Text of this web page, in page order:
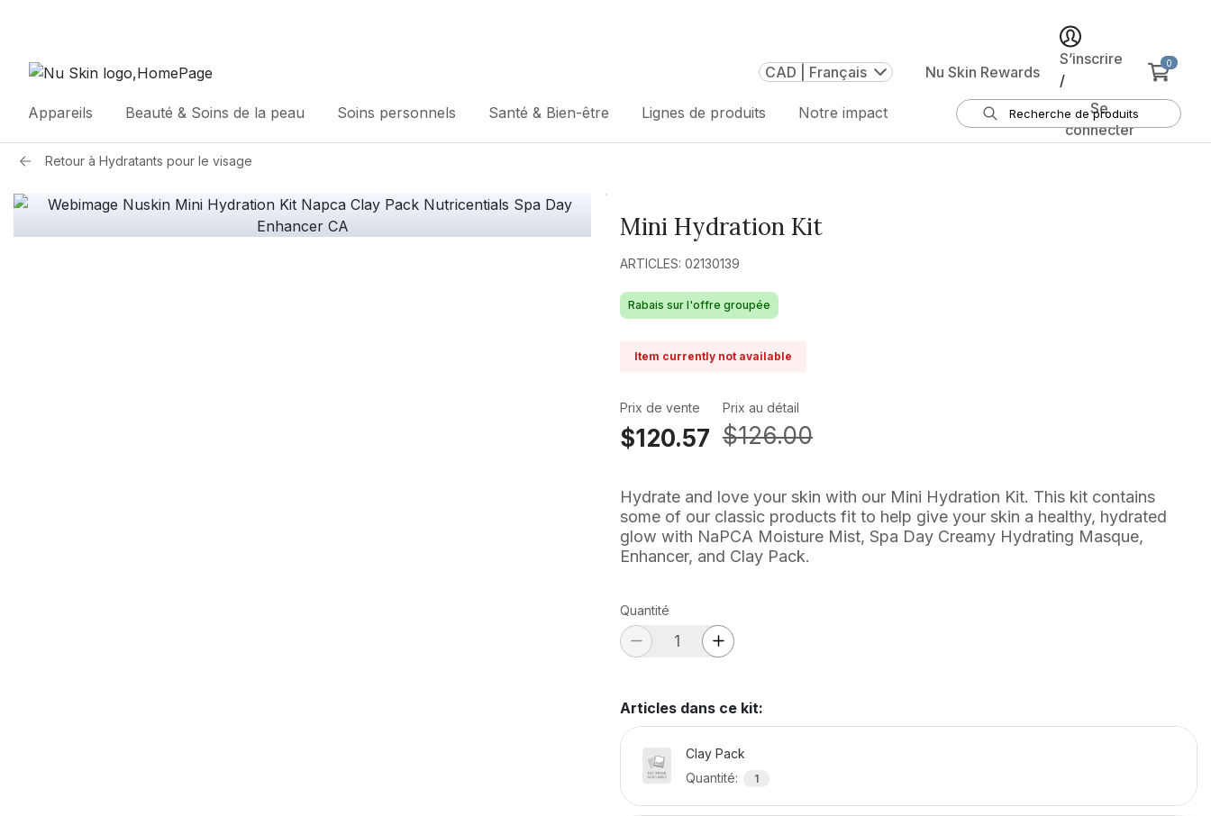
CAD | Français Nu Skin Rewards
S’inscrire
/
Se
connecter
0
Appareils Beauté & Soins de la peau Soins personnels Santé & Bien-être Lignes de produits Notre impact
Retour à Hydratants pour le visage
Mini Hydration Kit
ARTICLES: 02130139
Rabais sur l'offre groupée
Item currently not available
Prix de vente
$120.57
Prix au détail
$126.00
Hydrate and love your skin with our Mini Hydration Kit. This kit contains
some of our classic products fit to help give your skin a healthy, hydrated
glow with NaPCA Moisture Mist, Spa Day Creamy Hydrating Masque,
Enhancer, and Clay Pack.
Quantité
Articles dans ce kit:
Clay Pack
Quantité: 1